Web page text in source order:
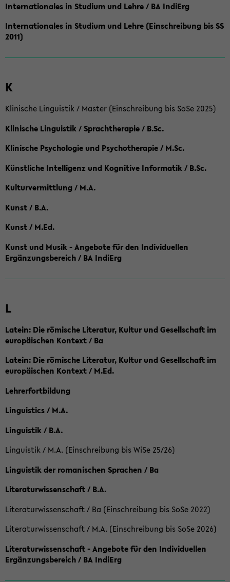
Internationales in Studium und Lehre / BA IndiErg
Internationales in Studium und Lehre (Einschreibung bis SS
2011)
K
Klinische Linguistik / Master (Einschreibung bis SoSe 2025)
Klinische Linguistik / Sprachtherapie / B.Sc.
Klinische Psychologie und Psychotherapie / M.Sc.
Künstliche Intelligenz und Kognitive Informatik / B.Sc.
Kulturvermittlung / M.A.
Kunst / B.A.
Kunst / M.Ed.
Kunst und Musik - Angebote für den Individuellen
Ergänzungsbereich / BA IndiErg
L
Latein: Die römische Literatur, Kultur und Gesellschaft im
europäischen Kontext / Ba
Latein: Die römische Literatur, Kultur und Gesellschaft im
europäischen Kontext / M.Ed.
Lehrerfortbildung
Linguistics / M.A.
Linguistik / B.A.
Linguistik / M.A. (Einschreibung bis WiSe 25/26)
Linguistik der romanischen Sprachen / Ba
Literaturwissenschaft / B.A.
Literaturwissenschaft / Ba (Einschreibung bis SoSe 2022)
Literaturwissenschaft / M.A. (Einschreibung bis SoSe 2026)
Literaturwissenschaft - Angebote für den Individuellen
Ergänzungsbereich / BA IndiErg